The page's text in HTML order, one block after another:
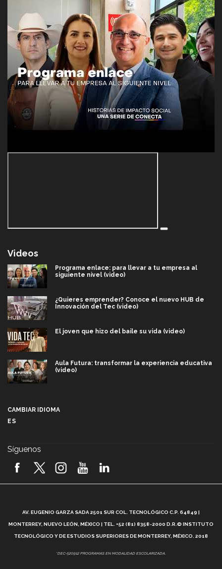
Videos
Programa enlace: para llevar a tu empresa al
siguiente nivel (video)
¿Quieres emprender? Conoce el nuevo HUB de
Innovación del Tec (video)
El joven que hizo del baile su vida (video)
Aula Futura: transformar la experiencia educativa
(video)
2026! (video)
¿Cómo es el Modelo Educativo Tec? (video)
Vida Tec: Feminismo e Inteligencia Artificial, Paola
CAMBIAR IDIOMA
ES
Síguenos
AV. EUGENIO GARZA SADA 2501 SUR COL. TECNOLÓGICO C.P. 64849 |
MONTERREY, NUEVO LEÓN, MÉXICO | TEL. +52 (81) 8358-2000 D.R.© INSTITUTO
TECNOLÓGICO Y DE ESTUDIOS SUPERIORES DE MONTERREY, MÉXICO. 2018
*DEC-520912 PROGRAMAS EN MODALIDAD ESCOLARIZADA.